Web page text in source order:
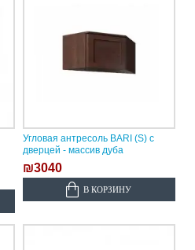
Угловая антресоль BARI (S) с
дверцей - массив дуба
₪3040
В КОРЗИНУ